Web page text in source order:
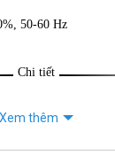
50-60 Hz
Chi tiết
Xem thêm